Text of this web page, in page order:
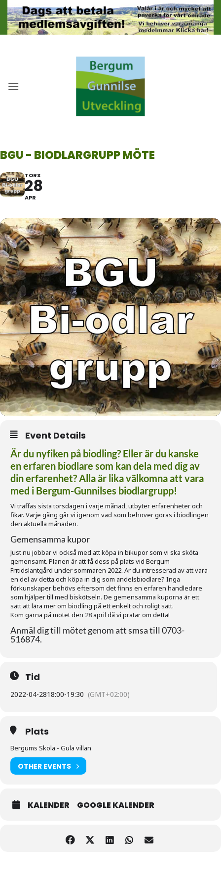
Skip
content
BGU - BIODLARGRUPP MÖTE
TORS
28
APR
Event Details
Är du nyfiken på biodling? Eller är du kanske
en erfaren biodlare som kan dela med dig av
din erfarenhet? Alla är lika välkomna att vara
med i Bergum-Gunnilses biodlargrupp!
Vi träffas sista torsdagen i varje månad, utbyter erfarenheter och
fikar. Varje gång går vi igenom vad som behöver göras i biodlingen
den aktuella månaden.
Gemensamma kupor
Just nu jobbar vi också med att köpa in bikupor som vi ska sköta
gemensamt. Planen är att få dess på plats vid Bergum
Fritidslantgård under sommaren 2022. Är du intresserad av att vara
en del av detta och köpa in dig som andelsbiodlare? Inga
förkunskaper behövs eftersom det finns en erfaren handledare
som hjälper till med biskötseln. De gemensamma kuporna är ett
sätt att lära mer om biodling på ett enkelt och roligt sätt.
Kom gärna på mötet den 28 april då vi pratar om detta!
Anmäl dig till mötet genom att smsa till 0703-
516874.
Tid
2022-04-2818:00-19:30 (GMT+02:00)
Plats
Bergums Skola - Gula villan
OTHER EVENTS
KALENDER GOOGLE KALENDER